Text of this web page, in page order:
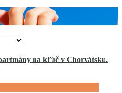
na kľúč v Chorvátsku.